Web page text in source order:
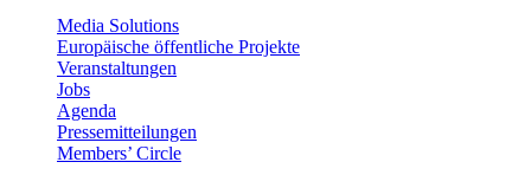
Media Solutions
Europäische öffentliche Projekte
Veranstaltungen
Jobs
Agenda
Pressemitteilungen
Members’ Circle